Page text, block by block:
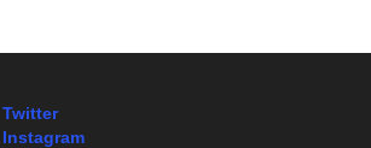
Twitter
Instagram